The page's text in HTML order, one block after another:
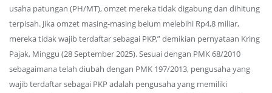
usaha patungan (PH/MT), omzet mereka tidak digabung dan dihitung
terpisah. Jika omzet masing-masing belum melebihi Rp4,8 miliar,
mereka tidak wajib terdaftar sebagai PKP,” demikian pernyataan Kring
Pajak, Minggu (28 September 2025). Sesuai dengan PMK 68/2010
sebagaimana telah diubah dengan PMK 197/2013, pengusaha yang
wajib terdaftar sebagai PKP adalah pengusaha yang memiliki